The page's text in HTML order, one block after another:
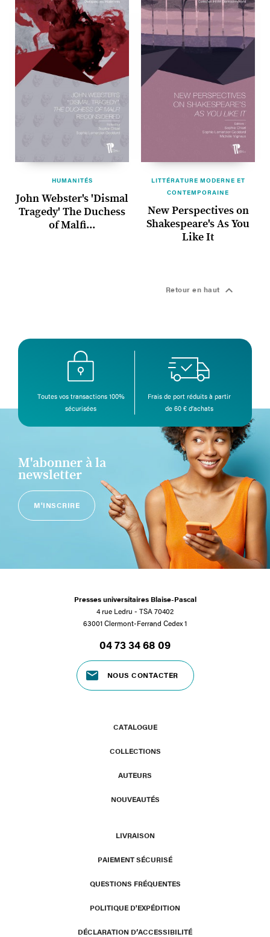
HUMANITÉS
John Webster's 'Dismal
Tragedy' The Duchess
of Malfi...
LITTÉRATURE MODERNE ET
CONTEMPORAINE
New Perspectives on
Shakespeare's As You
Like It
Retour en haut 
Toutes vos transactions 100%
sécurisées
Frais de port réduits à partir
de 60 € d’achats
M'abonner à la
newsletter
M'INSCRIRE
Presses universitaires Blaise-Pascal
4 rue Ledru - TSA 70402
63001 Clermont-Ferrand Cedex 1
04 73 34 68 09
NOUS CONTACTER
CATALOGUE
COLLECTIONS
AUTEURS
NOUVEAUTÉS
LIVRAISON
PAIEMENT SÉCURISÉ
QUESTIONS FRÉQUENTES
POLITIQUE D'EXPÉDITION
DÉCLARATION D’ACCESSIBILITÉ